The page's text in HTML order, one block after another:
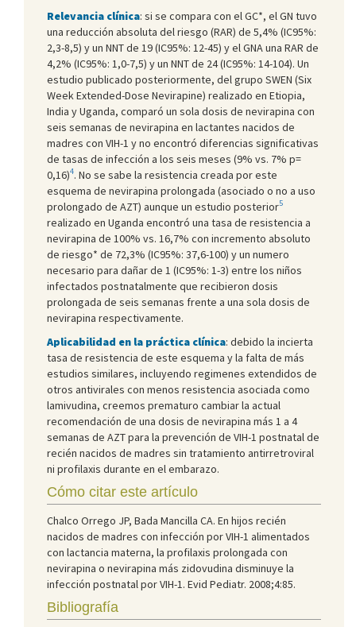
Relevancia clínica: si se compara con el GC*, el GN tuvo
una reducción absoluta del riesgo (RAR) de 5,4% (IC95%:
2,3-8,5) y un NNT de 19 (IC95%: 12-45) y el GNA una RAR de
4,2% (IC95%: 1,0-7,5) y un NNT de 24 (IC95%: 14-104). Un
estudio publicado posteriormente, del grupo SWEN (Six
Week Extended-Dose Nevirapine) realizado en Etiopia,
India y Uganda, comparó un sola dosis de nevirapina con
seis semanas de nevirapina en lactantes nacidos de
madres con VIH-1 y no encontró diferencias significativas
de tasas de infección a los seis meses (9% vs. 7% p=
0,16)4. No se sabe la resistencia creada por este
esquema de nevirapina prolongada (asociado o no a uso
prolongado de AZT) aunque un estudio posterior5
realizado en Uganda encontró una tasa de resistencia a
nevirapina de 100% vs. 16,7% con incremento absoluto
de riesgo* de 72,3% (IC95%: 37,6-100) y un numero
necesario para dañar de 1 (IC95%: 1-3) entre los niños
infectados postnatalmente que recibieron dosis
prolongada de seis semanas frente a una sola dosis de
nevirapina respectivamente.
Aplicabilidad en la práctica clínica: debido la incierta
tasa de resistencia de este esquema y la falta de más
estudios similares, incluyendo regimenes extendidos de
otros antivirales con menos resistencia asociada como
lamivudina, creemos prematuro cambiar la actual
recomendación de una dosis de nevirapina más 1 a 4
semanas de AZT para la prevención de VIH-1 postnatal de
recién nacidos de madres sin tratamiento antirretroviral
ni profilaxis durante en el embarazo.
Cómo citar este artículo
Chalco Orrego JP, Bada Mancilla CA. En hijos recién
nacidos de madres con infección por VIH-1 alimentados
con lactancia materna, la profilaxis prolongada con
nevirapina o nevirapina más zidovudina disminuye la
infección postnatal por VIH-1. Evid Pediatr. 2008;4:85.
Bibliografía